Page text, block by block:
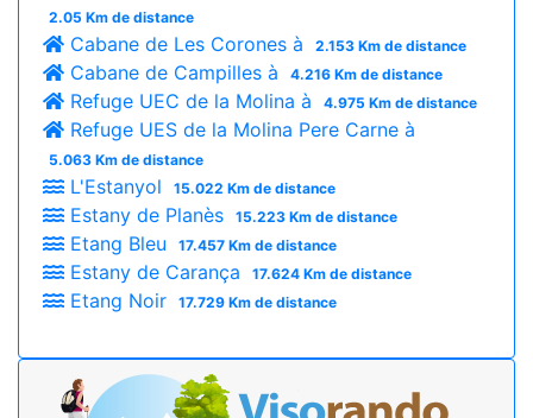
2.05 Km de distance
Cabane de Les Corones à 2.153 Km de distance
Cabane de Campilles à 4.216 Km de distance
Refuge UEC de la Molina à 4.975 Km de distance
Refuge UES de la Molina Pere Carne à
5.063 Km de distance
L'Estanyol 15.022 Km de distance
Estany de Planès 15.223 Km de distance
Etang Bleu 17.457 Km de distance
Estany de Carança 17.624 Km de distance
Etang Noir 17.729 Km de distance